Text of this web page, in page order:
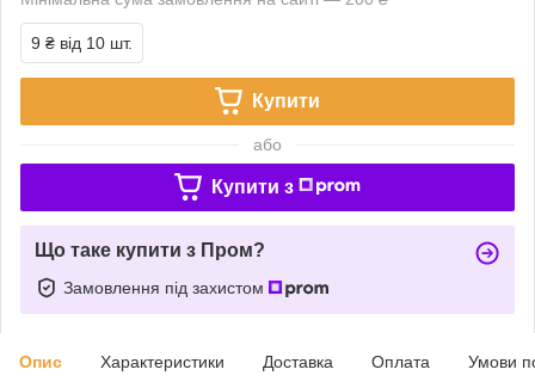
9 ₴ від 10 шт.
Купити
або
Купити з
Що таке купити з Пром?
Замовлення під захистом
Опис Характеристики Доставка Оплата Умови